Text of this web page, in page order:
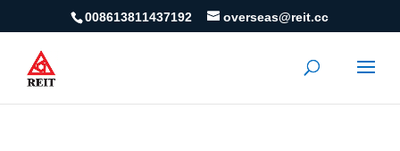
008613811437192 overseas@reit.cc